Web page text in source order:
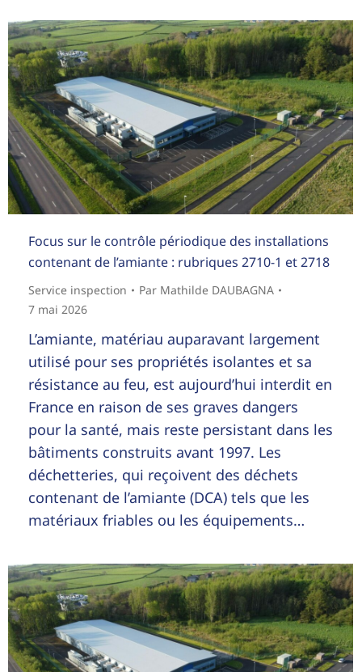
Focus sur le contrôle périodique des installations
contenant de l’amiante : rubriques 2710-1 et 2718
Service inspection Par Mathilde DAUBAGNA
7 mai 2026
L’amiante, matériau auparavant largement
utilisé pour ses propriétés isolantes et sa
résistance au feu, est aujourd’hui interdit en
France en raison de ses graves dangers
pour la santé, mais reste persistant dans les
bâtiments construits avant 1997. Les
déchetteries, qui reçoivent des déchets
contenant de l’amiante (DCA) tels que les
matériaux friables ou les équipements…